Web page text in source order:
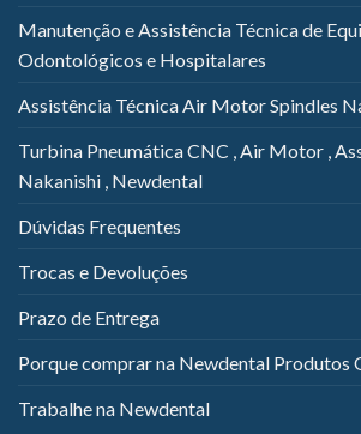
Manutenção e Assistência Técnica de
Odontológicos e Hospitalares
Assistência Técnica Air Motor Spindles
Turbina Pneumática CNC , Air Motor ,
Nakanishi , Newdental
Dúvidas Frequentes
Trocas e Devoluções
Prazo de Entrega
Porque comprar na Newdental Produtos
Trabalhe na Newdental